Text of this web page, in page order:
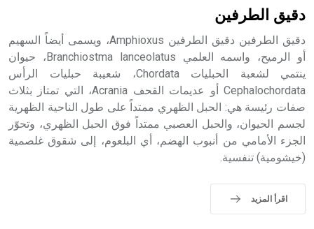
- هل تعلم أن أبجر Abgar اسم معروف جيداً يعود إلى عدد من
الملوك الذين حكموا مدينة إديسا (الرها) من أبجر الأول وحتى
التاسع، وهم ينتسبون إلى أسرة أوسروين
sign تكتب منفصلة غير متصلة، وتعتمد المبدأ الأكوروفوني،
دقيق الطرفين
دقيق الطرفين دقيق الطرفين Amphioxus، ويسمى أيضاً السهيم
أو الرميح، واسمه العلمي Branchiostma lanceolatus، حيوان
ينتمي لشعبة الحبليات Chordata، شعيبة حبليات الرأس
Cephalochordata أو عديمات القحف Acrania، التي تمتاز بثلاث
صفات رئيسة هي: الحبل الظهري ممتداً على طول الناحية الظهرية
لجسم الحيوان، والحبل العصبي ممتداً فوق الحبل الظهري، وتحوّر
الجزء الأمامي من أنبوب الهضم، أي البلعوم، إلى شقوق غلصمية
(خيشومية) تنفسية.
اقرأ المزيد